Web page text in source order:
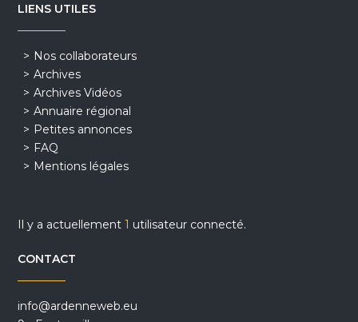
LIENS UTILES
Nos collaborateurs
Archives
Archives Vidéos
Annuaire régional
Petites annonces
FAQ
Mentions légales
Il y a actuellement1 utilisateur connecté.
CONTACT
info@ardenneweb.eu